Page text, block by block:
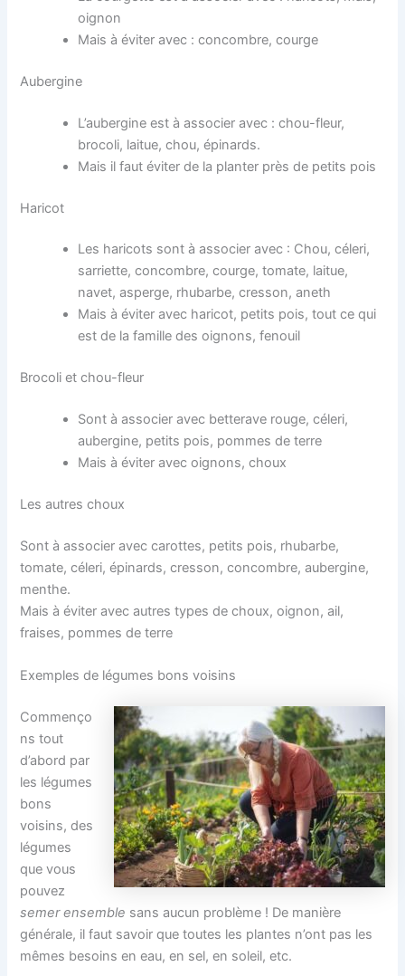
oignon
Mais à éviter avec : concombre, courge
Aubergine
L’aubergine est à associer avec : chou-fleur,
brocoli, laitue, chou, épinards.
Mais il faut éviter de la planter près de petits pois
Haricot
Les haricots sont à associer avec : Chou, céleri,
sarriette, concombre, courge, tomate, laitue,
navet, asperge, rhubarbe, cresson, aneth
Mais à éviter avec haricot, petits pois, tout ce qui
est de la famille des oignons, fenouil
Brocoli et chou-fleur
Sont à associer avec betterave rouge, céleri,
aubergine, petits pois, pommes de terre
Mais à éviter avec oignons, choux
Les autres choux
Sont à associer avec carottes, petits pois, rhubarbe,
tomate, céleri, épinards, cresson, concombre, aubergine,
menthe.
Mais à éviter avec autres types de choux, oignon, ail,
fraises, pommes de terre
Exemples de légumes bons voisins
Commenço
ns tout
d’abord par
les légumes
bons
voisins, des
légumes
que vous
pouvez
semer ensemble sans aucun problème ! De manière
générale, il faut savoir que toutes les plantes n’ont pas les
mêmes besoins en eau, en sel, en soleil, etc.